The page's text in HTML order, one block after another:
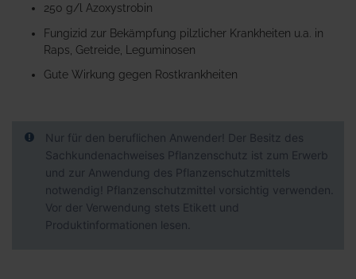
Anfang
Bildgalerie
springen
250 g/l Azoxystrobin
Fungizid zur Bekämpfung pilzlicher Krankheiten u.a. in
Raps, Getreide, Leguminosen
Gute Wirkung gegen Rostkrankheiten
Nur für den beruflichen Anwender! Der Besitz des
Sachkundenachweises Pflanzenschutz ist zum Erwerb
und zur Anwendung des Pflanzenschutzmittels
notwendig! Pflanzenschutzmittel vorsichtig verwenden.
Vor der Verwendung stets Etikett und
Produktinformationen lesen.